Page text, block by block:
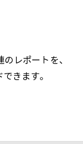
レポートを、
きます。